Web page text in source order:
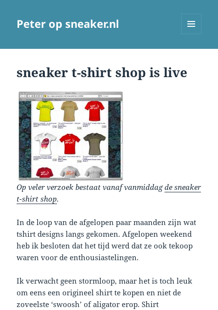
Peter op sneaker.nl
sneaker t-shirt shop is live
Op veler verzoek bestaat vanaf vanmiddagde sneaker
t-shirt shop.
In de loop van de afgelopen paar maanden zijn wat
tshirt designs langs gekomen. Afgelopen weekend
heb ik besloten dat het tijd werd dat ze ook tekoop
waren voor de enthousiastelingen.
Ik verwacht geen stormloop, maar het is toch leuk
om eens een origineel shirt te kopen en niet de
zoveelste ‘swoosh’ of aligator erop. Shirt